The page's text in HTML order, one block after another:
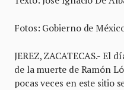
Fotos: Gobierno de
JEREZ, ZACATECAS.- El
de la muerte de Ramón
pocas veces en este sitio